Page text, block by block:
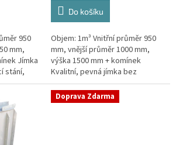
950
mm,
Jímka
stání,
Do košíku
Objem: 1m³ Vnitřní průměr 950
mm, vnější průměr 1000 mm,
výška 1500 mm + komínek
Kvalitní, pevná jímka bez
potřeby obetonování. Průměr
přítoku specifikujte v...
Doprava Zdarma